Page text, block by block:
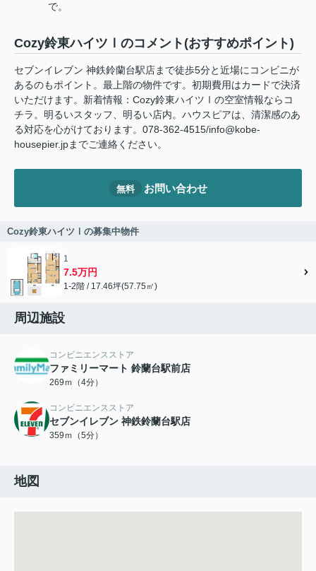
で。
Cozy鈴東ハイツⅠのコメント(おすすめポイント)
セブンイレブン 神鉄鈴蘭台駅店まで徒歩5分と近場にコンビニが
あるのもポイント。最上階の物件です。初期費用はカードで決済
いただけます。新着情報：Cozy鈴東ハイツⅠの空室情報ならコ
チラ。明るいスタッフ、明るい店内。ハウスピアは、清潔感のあ
る対応を心がけております。078-362-4515/info@kobe-
housepier.jpまでご連絡ください。
無料 お問い合わせ
Cozy鈴東ハイツⅠの募集中物件
1
7.5万円
1-2階 / 17.46坪(57.75㎡)
周辺施設
コンビニエンスストア
ファミリーマート 鈴蘭台駅前店
269ｍ（4分）
コンビニエンスストア
セブンイレブン 神鉄鈴蘭台駅店
359ｍ（5分）
地図